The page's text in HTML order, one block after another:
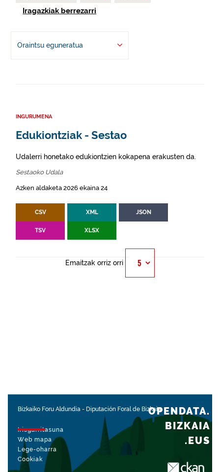
Iragazkiak berrezarri
Oraintsu eguneratua
INGURUMENA
Edukiontziak - Sestao
Udalerri honetako edukiontzien kokapena erakusten da.
Sestaoko Udala
Azken aldaketa 2026 ekaina 24
CSV XML JSON
TSV XLSX
Emaitzak orriz orri
Bizkaiko Foru Aldundia - Diputación Foral de Bizkaia
Irisgarritasuna
Web mapa
Lege-oharra
Cookiak
OPENDATA.
BIZKAIA
.EUS